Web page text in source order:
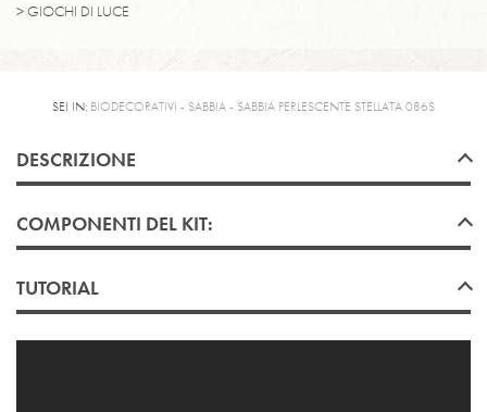
> GIOCHI DI LUCE
SEI IN: BIODECORATIVI - SABBIA - SABBIA PERLESCENTE STELLATA 086S
DESCRIZIONE
COMPONENTI DEL KIT:
TUTORIAL